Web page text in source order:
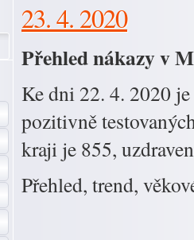
23. 4. 2020
Přehled nákazy v
Ke dni 22. 4. 2020
pozitivně
kraji je 855,
Přehled, trend,